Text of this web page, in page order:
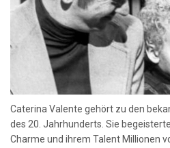
Caterina Valente gehört zu den
des 20. Jahrhunderts. Sie
Charme und ihrem Talent Millionen